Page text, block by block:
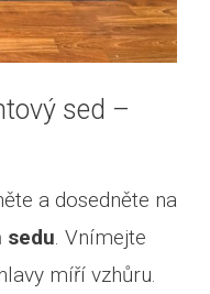
sed –
a dosedněte na
sedu. Vnímejte
míří vzhůru.